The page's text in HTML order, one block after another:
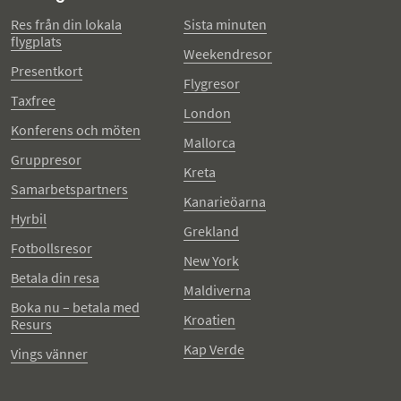
Res från din lokala
flygplats
Presentkort
Taxfree
Konferens och möten
Gruppresor
Samarbetspartners
Hyrbil
Fotbollsresor
Betala din resa
Boka nu – betala med
Resurs
Vings vänner
Sista minuten
Weekendresor
Flygresor
London
Mallorca
Kreta
Kanarieöarna
Grekland
New York
Maldiverna
Kroatien
Kap Verde